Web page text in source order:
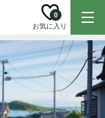
お気に入り
0